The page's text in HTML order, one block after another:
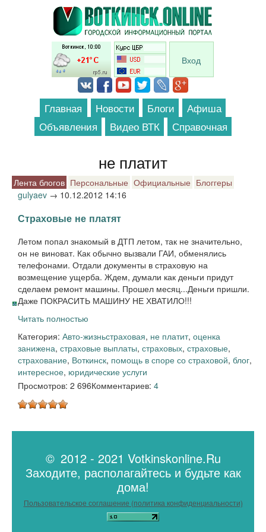
Перейти к основному содержанию
Вход
Главная Новости Блоги
Афиша
Объявления
Видео ВТК Справочная
не платит
Лента блогов Персональные Официальные Блоггеры
gulyaev → 10.12.2012 14:16
Страховые не платят
Летом попал знакомый в ДТП летом, так не значительно,
он не виноват. Как обычно вызвали ГАИ, обменялись
телефонами. Отдали документы в страховую на
возмещение ущерба. Ждем, думали как деньги придут
сделаем ремонт машины. Прошел месяц...Деньги пришли.
Даже ПОКРАСИТЬ МАШИНУ НЕ ХВАТИЛО!!!
Читать полностью
Категория: Авто-жизньстраховая, не платит, оценка
занижена, страховые выплаты, страховых, страховые,
страхование, Воткинск, помощь в споре со страховой, блог,
интересное, юридические услуги
Просмотров: 2 696Комментариев: 4
© 2012 - 2021 Votkinskonline.Ru
Заходите, располагайтесь и будьте как
дома!
Пользовательское соглашение (политика конфиденциальности)